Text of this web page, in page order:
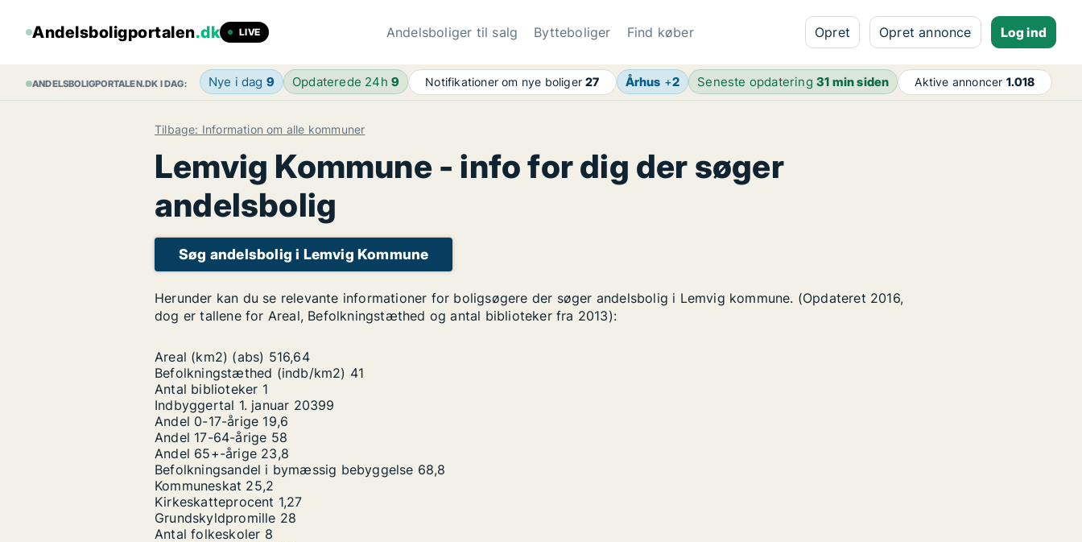
Andelsboligportalen.dk LIVE Andelsboliger til salg Bytteboliger Find køber Opret Opret annonce Log ind
ANDELSBOLIGPORTALEN.DK I DAG: Nye i dag 9 Opdaterede 24h9 Notifikationer om nye boliger27 Århus +2 Seneste opdatering31 min siden Aktive annoncer 1.018
Tilbage: Information om alle kommuner
Lemvig Kommune - info for dig der søger
andelsbolig
Søg andelsbolig i Lemvig Kommune
Herunder kan du se relevante informationer for boligsøgere der søger andelsbolig i Lemvig kommune. (Opdateret 2016,
dog er tallene for Areal, Befolkningstæthed og antal biblioteker fra 2013):
Areal (km2) (abs) 516,64
Befolkningstæthed (indb/km2) 41
Antal biblioteker 1
Indbyggertal 1. januar 20399
Andel 0-17-årige 19,6
Andel 17-64-årige 58
Andel 65+-årige 23,8
Befolkningsandel i bymæssig bebyggelse 68,8
Kommuneskat 25,2
Kirkeskatteprocent 1,27
Grundskyldpromille 28
Antal folkeskoler 8